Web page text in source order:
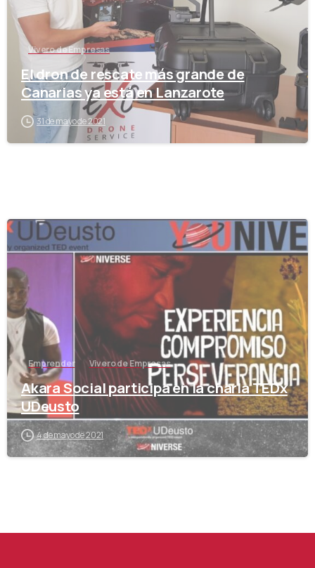
Vivero de Empresas
El dron de rescate más grande de
Canarias ya está en Lanzarote
31 de mayo de 2021
Emprender Vivero de Empresas
Akara Social participa en la charla TEDx
UDeusto
4 de mayo de 2021